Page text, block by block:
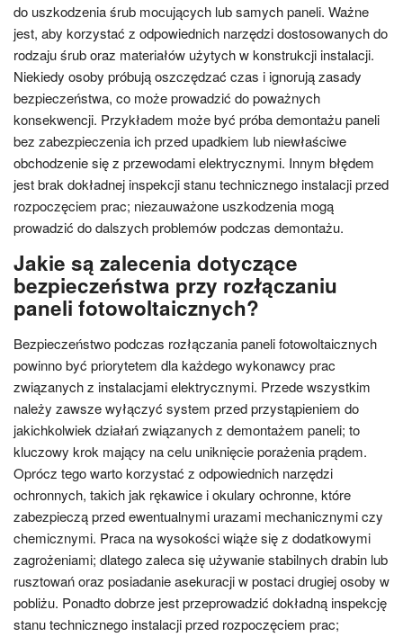
do uszkodzenia śrub mocujących lub samych paneli. Ważne
jest, aby korzystać z odpowiednich narzędzi dostosowanych do
rodzaju śrub oraz materiałów użytych w konstrukcji instalacji.
Niekiedy osoby próbują oszczędzać czas i ignorują zasady
bezpieczeństwa, co może prowadzić do poważnych
konsekwencji. Przykładem może być próba demontażu paneli
bez zabezpieczenia ich przed upadkiem lub niewłaściwe
obchodzenie się z przewodami elektrycznymi. Innym błędem
jest brak dokładnej inspekcji stanu technicznego instalacji przed
rozpoczęciem prac; niezauważone uszkodzenia mogą
prowadzić do dalszych problemów podczas demontażu.
Jakie są zalecenia dotyczące
bezpieczeństwa przy rozłączaniu
paneli fotowoltaicznych?
Bezpieczeństwo podczas rozłączania paneli fotowoltaicznych
powinno być priorytetem dla każdego wykonawcy prac
związanych z instalacjami elektrycznymi. Przede wszystkim
należy zawsze wyłączyć system przed przystąpieniem do
jakichkolwiek działań związanych z demontażem paneli; to
kluczowy krok mający na celu uniknięcie porażenia prądem.
Oprócz tego warto korzystać z odpowiednich narzędzi
ochronnych, takich jak rękawice i okulary ochronne, które
zabezpieczą przed ewentualnymi urazami mechanicznymi czy
chemicznymi. Praca na wysokości wiąże się z dodatkowymi
zagrożeniami; dlatego zaleca się używanie stabilnych drabin lub
rusztowań oraz posiadanie asekuracji w postaci drugiej osoby w
pobliżu. Ponadto dobrze jest przeprowadzić dokładną inspekcję
stanu technicznego instalacji przed rozpoczęciem prac;